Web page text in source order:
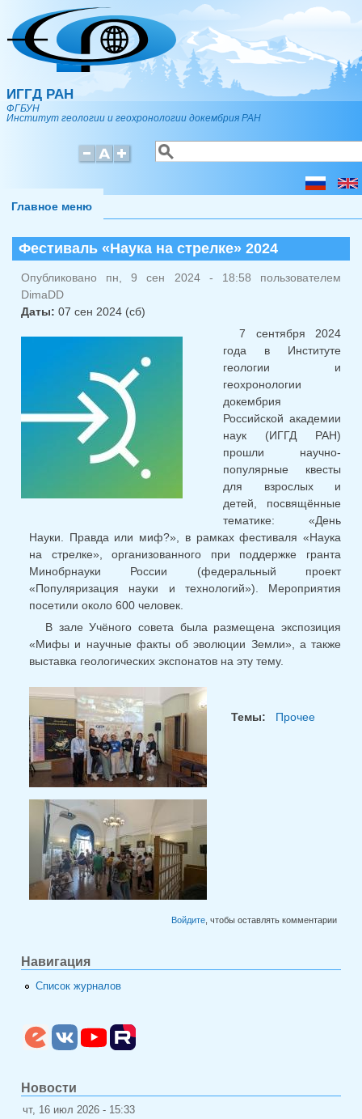
Перейти к основному содержанию
ИГГД РАН
ФГБУН
Институт геологии и геохронологии докембрия РАН
Форма поиска
Поиск
Главное меню
Фестиваль «Наука на стрелке» 2024
Опубликовано пн, 9 сен 2024 - 18:58 пользователем
DimaDD
Даты: 07 сен 2024 (сб)
7 сентября 2024
года в Институте
геологии и
геохронологии
докембрия
Российской академии
наук (ИГГД РАН)
прошли научно-
популярные квесты
для взрослых и
детей, посвящённые
тематике: «День
Науки. Правда или миф?», в рамках фестиваля «Наука
на стрелке», организованного при поддержке гранта
Минобрнауки России (федеральный проект
«Популяризация науки и технологий»). Мероприятия
посетили около 600 человек.
В зале Учёного совета была размещена экспозиция
«Мифы и научные факты об эволюции Земли», а также
выставка геологических экспонатов на эту тему.
Темы: Прочее
Войдите, чтобы оставлять комментарии
Навигация
Список журналов
Новости
чт, 16 июл 2026 - 15:33